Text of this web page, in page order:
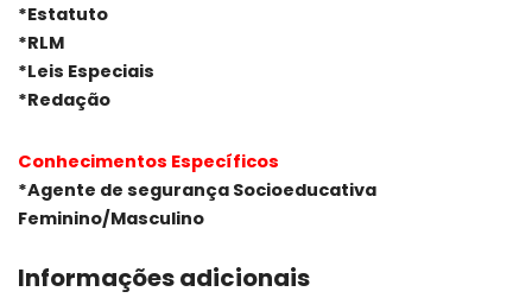
*Estatuto
*RLM
*Leis Especiais
*Redação
Conhecimentos Específicos
*Agente de segurança Socioeducativa
Feminino/Masculino
Informações adicionais